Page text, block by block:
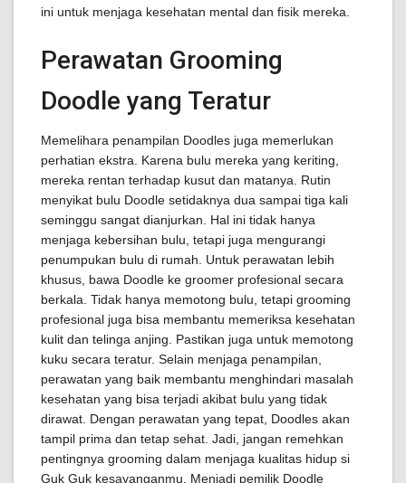
ini untuk menjaga kesehatan mental dan fisik mereka.
Perawatan Grooming
Doodle yang Teratur
Memelihara penampilan Doodles juga memerlukan
perhatian ekstra. Karena bulu mereka yang keriting,
mereka rentan terhadap kusut dan matanya. Rutin
menyikat bulu Doodle setidaknya dua sampai tiga kali
seminggu sangat dianjurkan. Hal ini tidak hanya
menjaga kebersihan bulu, tetapi juga mengurangi
penumpukan bulu di rumah. Untuk perawatan lebih
khusus, bawa Doodle ke groomer profesional secara
berkala. Tidak hanya memotong bulu, tetapi grooming
profesional juga bisa membantu memeriksa kesehatan
kulit dan telinga anjing. Pastikan juga untuk memotong
kuku secara teratur. Selain menjaga penampilan,
perawatan yang baik membantu menghindari masalah
kesehatan yang bisa terjadi akibat bulu yang tidak
dirawat. Dengan perawatan yang tepat, Doodles akan
tampil prima dan tetap sehat. Jadi, jangan remehkan
pentingnya grooming dalam menjaga kualitas hidup si
Guk Guk kesayanganmu. Menjadi pemilik Doodle